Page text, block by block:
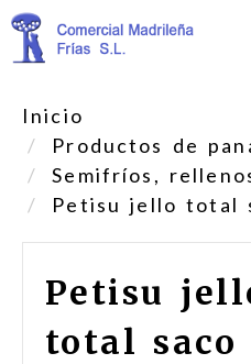
Inicio
Productos de
Semifríos,
Petisu jello total
Petisu
total saco